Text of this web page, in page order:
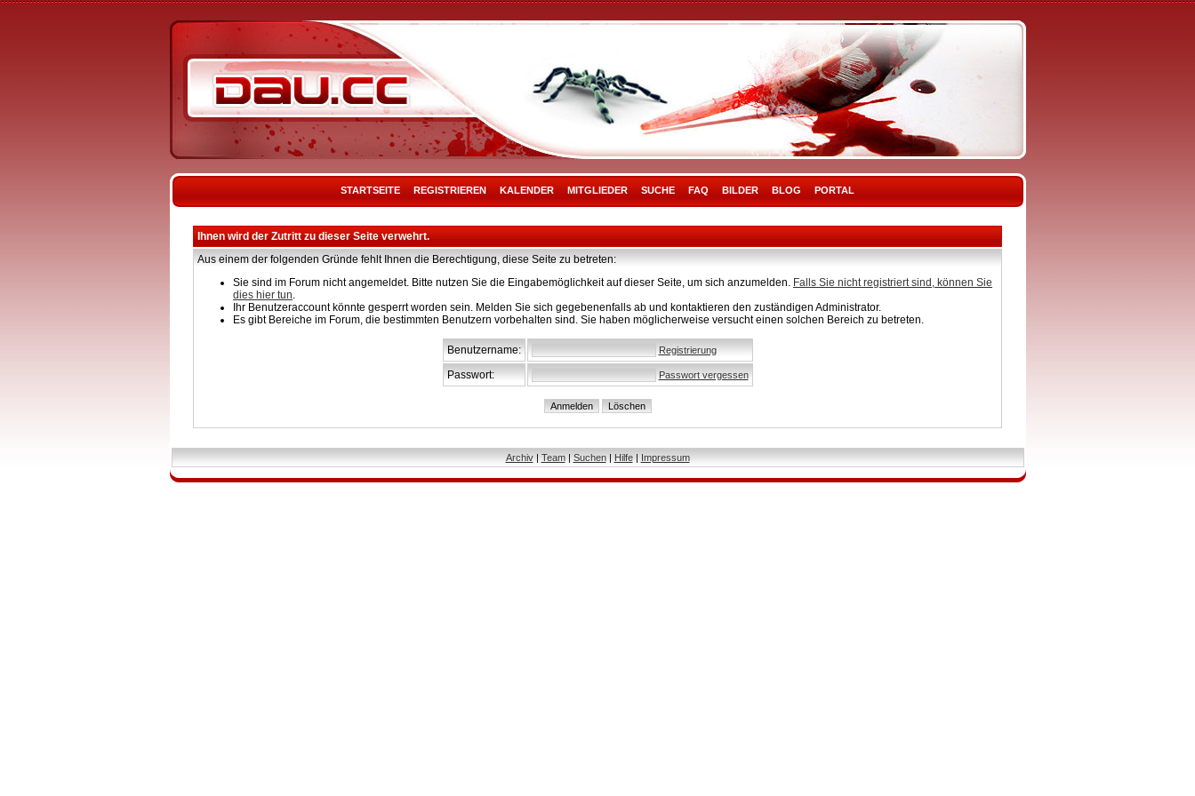
STARTSEITE REGISTRIEREN KALENDER MITGLIEDER SUCHE FAQ BILDER BLOG PORTAL
Ihnen wird der Zutritt zu dieser Seite verwehrt.
Aus einem der folgenden Gründe fehlt Ihnen die Berechtigung, diese Seite zu betreten:
Sie sind im Forum nicht angemeldet. Bitte nutzen Sie die Eingabemöglichkeit auf dieser Seite, um sich anzumelden. Falls Sie nicht registriert sind, können Sie
dies hier tun.
Ihr Benutzeraccount könnte gesperrt worden sein. Melden Sie sich gegebenenfalls ab und kontaktieren den zuständigen Administrator.
Es gibt Bereiche im Forum, die bestimmten Benutzern vorbehalten sind. Sie haben möglicherweise versucht einen solchen Bereich zu betreten.
Benutzername: Registrierung
Passwort: Passwort vergessen
Archiv| Team| Suchen| Hilfe| Impressum